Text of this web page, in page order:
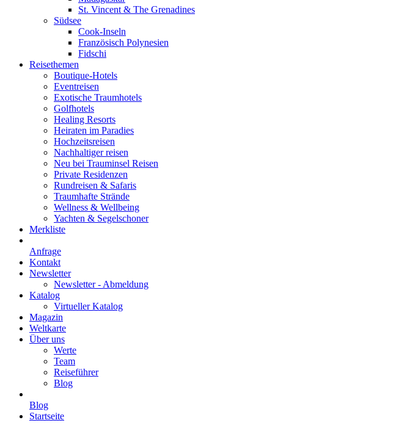
St. Vincent & The Grenadines
Südsee
Cook-Inseln
Französisch Polynesien
Fidschi
Reisethemen
Boutique-Hotels
Eventreisen
Exotische Traumhotels
Golfhotels
Healing Resorts
Heiraten im Paradies
Hochzeitsreisen
Nachhaltiger reisen
Neu bei Trauminsel Reisen
Private Residenzen
Rundreisen & Safaris
Traumhafte Strände
Wellness & Wellbeing
Yachten & Segelschoner
Merkliste
Anfrage
Kontakt
Newsletter
Newsletter - Abmeldung
Katalog
Virtueller Katalog
Magazin
Weltkarte
Über uns
Werte
Team
Reiseführer
Blog
Blog
Startseite